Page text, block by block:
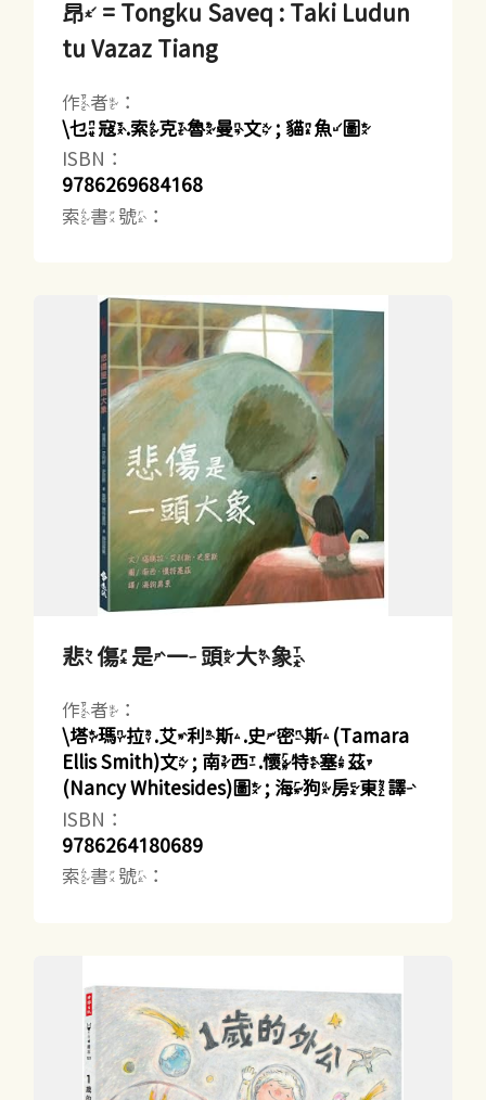
昂 = Tongku Saveq : Taki Ludun
tu Vazaz Tiang
作者：
\乜寇.索克魯曼文 ; 貓魚圖
ISBN：
9786269684168
索書號：
悲傷是一頭大象
作者：
\塔瑪拉.艾利斯.史密斯(Tamara
Ellis Smith)文 ; 南西.懷特塞茲
(Nancy Whitesides)圖 ; 海狗房東譯
ISBN：
9786264180689
索書號：